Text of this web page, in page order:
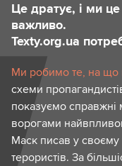
Це дратує, і ми
важливо.
Texty.org.ua
Ми робимо те, на що
схеми
показуємо справжні
ворогами
Маск писав у своєму
терористів. За